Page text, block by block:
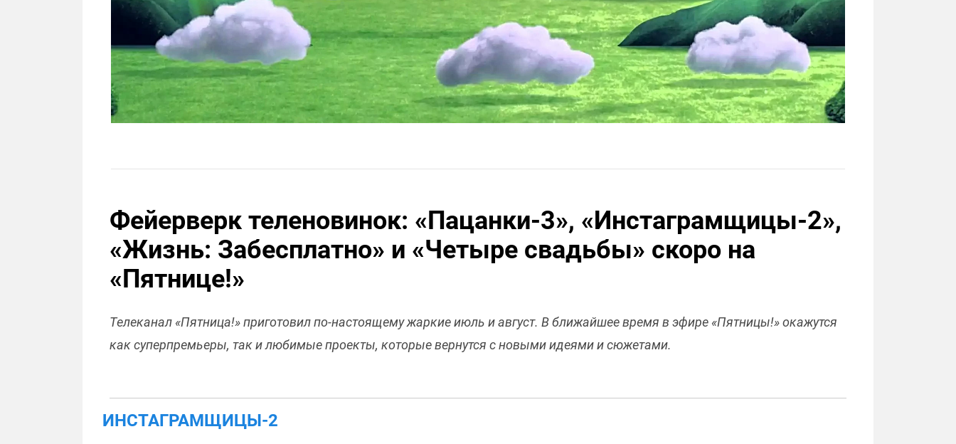
Фейерверк теленовинок: «Пацанки-3», «Инстаграмщицы-2»,
«Жизнь: Забесплатно» и «Четыре свадьбы» скоро на
«Пятнице!»
Телеканал «Пятница!» приготовил по-настоящему жаркие июль и август. В ближайшее время в эфире «Пятницы!» окажутся
как суперпремьеры, так и любимые проекты, которые вернутся с новыми идеями и сюжетами.
ИНСТАГРАМЩИЦЫ-2